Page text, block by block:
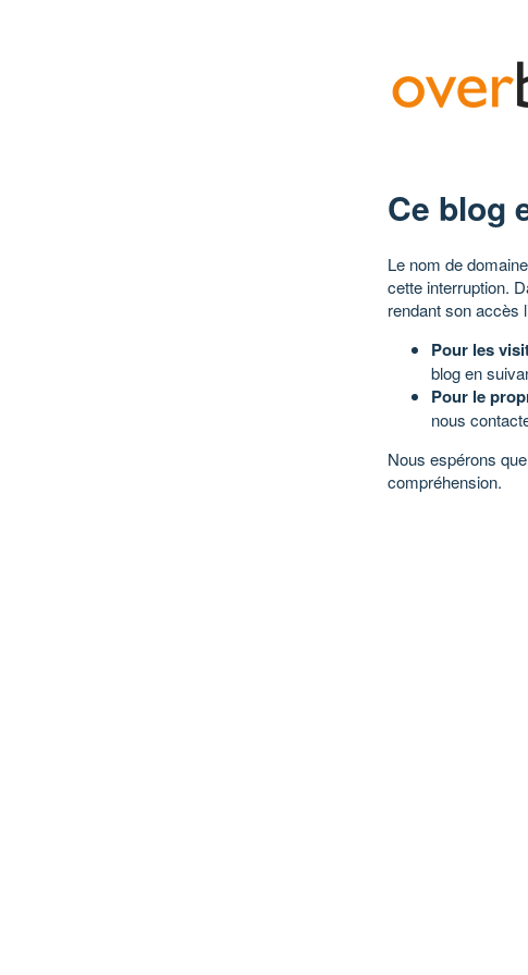
Ce blog
Le nom de
cette interruption.
rendant son accès
Pour les
blog en
Pour le
nous
Nous espérons
compréhension.